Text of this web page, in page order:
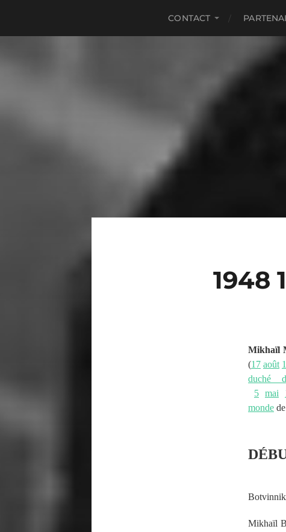
CONTACT
1948
Mikhaïl
(17 août
duché
5 mai
monde de
Mikhaïl